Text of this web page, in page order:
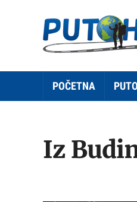
POČETNA
Iz